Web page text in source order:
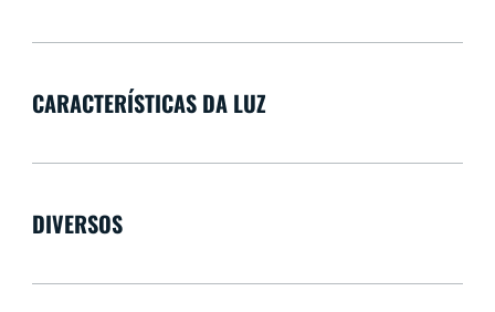
CARACTERÍSTICAS DA LUZ
DIVERSOS